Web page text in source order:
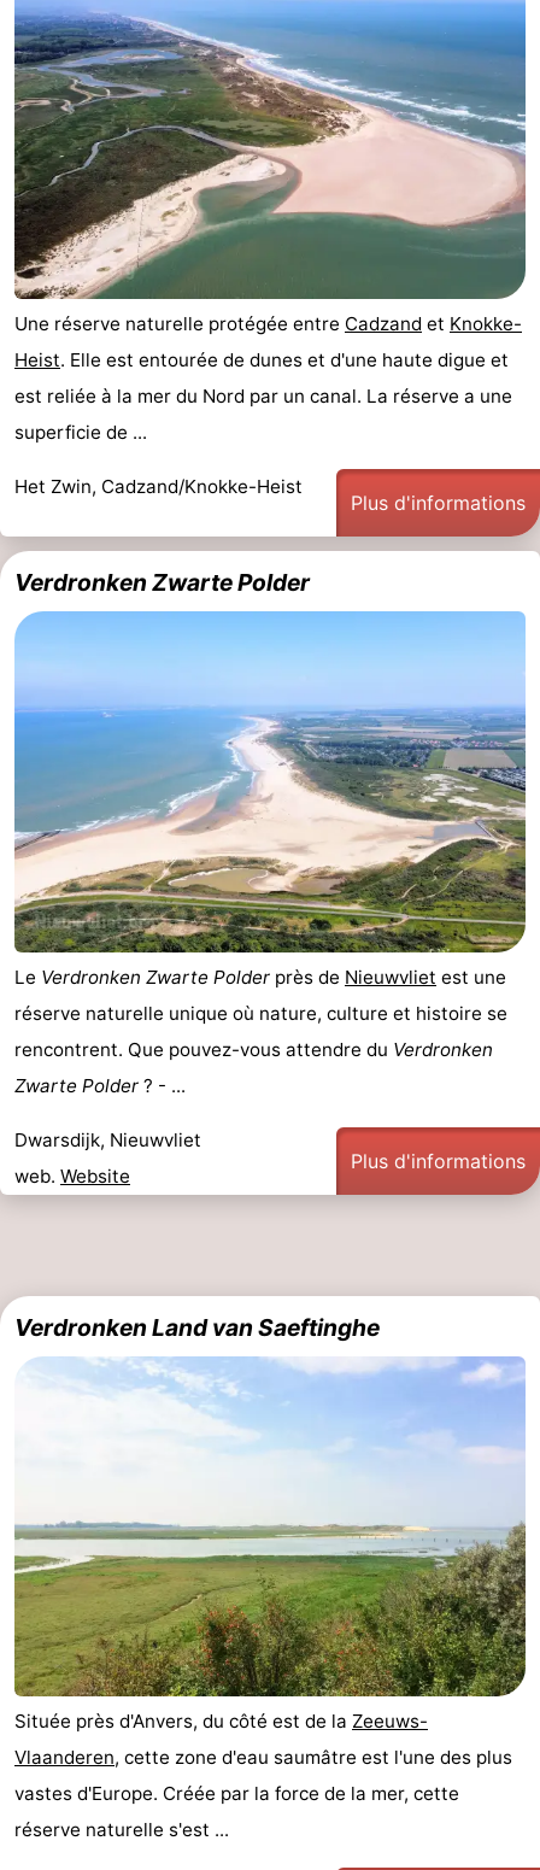
et
faire
Lieux
d'intérêt
-
Musées
-
Monuments
-
Moulins
-
Points
de
vue
Attractions
-
Croisières
-
Terrains
de
jeux
-
Aires
de
jeux
-
Bowling
-
Parcours
mini-
Centres
bien-
&
Nature
-
Piscines
Équitation
-
Terrains
de
golf
-
Surfen
-
Peche
Sportive
-
Equitation
Observation
et
manger
Événements
Pratiques
-
Stationnement
Adresses
Médicales
Région
Zeeland
Walcheren
-
Une réserve naturelle protégée entre Cadzand et Knokke-
Heist. Elle est entourée de dunes et d'une haute digue et
est reliée à la mer du Nord par un canal. La réserve a une
superficie de ...
Het Zwin, Cadzand/Knokke-Heist
Plus d'informations
Verdronken Zwarte Polder
Le Verdronken Zwarte Polder près de Nieuwvliet est une
réserve naturelle unique où nature, culture et histoire se
rencontrent. Que pouvez-vous attendre du Verdronken
Zwarte Polder ? - ...
Dwarsdijk, Nieuwvliet
web. Website
Plus d'informations
Verdronken Land van Saeftinghe
Située près d'Anvers, du côté est de la Zeeuws-
Vlaanderen, cette zone d'eau saumâtre est l'une des plus
vastes d'Europe. Créée par la force de la mer, cette
réserve naturelle s'est ...